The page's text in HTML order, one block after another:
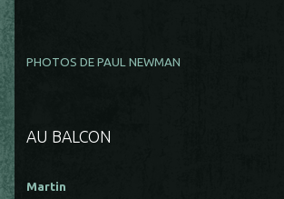
PHOTOS DE PAUL NEWMAN
AU BALCON
Martin